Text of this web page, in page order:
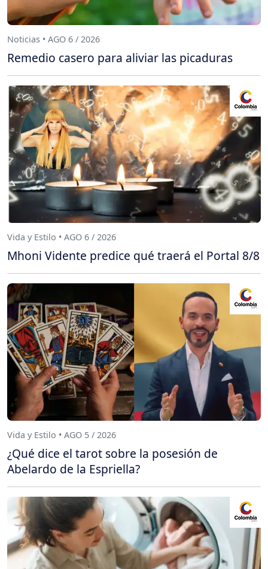
Noticias • AGO 6 / 2026
Remedio casero para aliviar las picaduras
Vida y Estilo • AGO 6 / 2026
Mhoni Vidente predice qué traerá el Portal 8/8
Vida y Estilo • AGO 5 / 2026
¿Qué dice el tarot sobre la posesión de
Abelardo de la Espriella?